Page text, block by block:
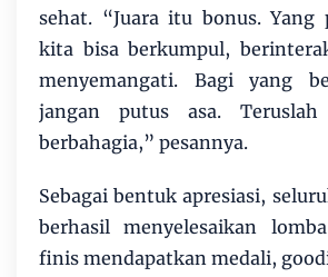
sehat. “Juara itu bonus. Yang
kita bisa berkumpul,
menyemangati. Bagi yang
jangan putus asa.
berbahagia,” pesannya.
Sebagai bentuk apresiasi,
berhasil menyelesaikan
finis mendapatkan medali,